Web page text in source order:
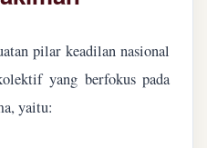
pilar keadilan nasional
yang berfokus pada
yaitu: